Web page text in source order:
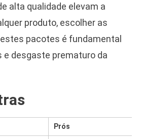
alta qualidade elevam a
produto, escolher as
pacotes é fundamental
e desgaste prematuro da
Prós